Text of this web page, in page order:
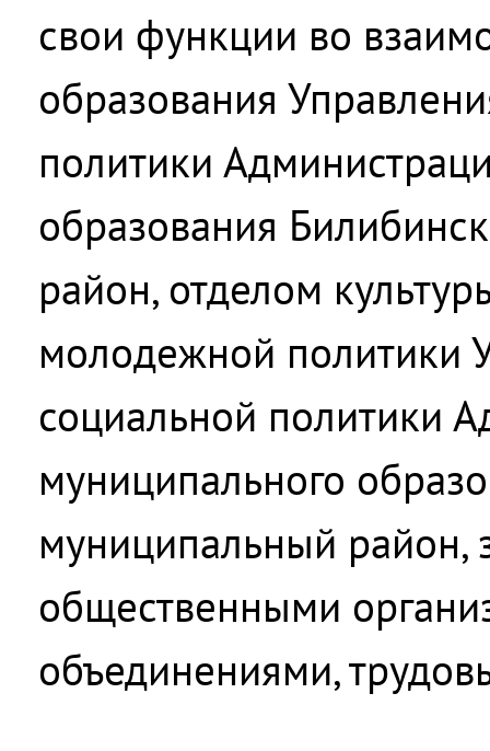
свои функции во
образования
политики
образования
район, отделом
молодежной политики
социальной политики
муниципального
муниципальный район,
общественными
объединениями,